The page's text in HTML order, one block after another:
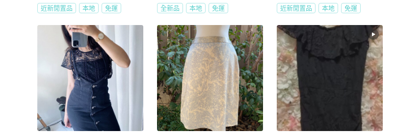
近新閒置品 本地 免運 全新品 本地 免運 近新閒置品 本地 免運